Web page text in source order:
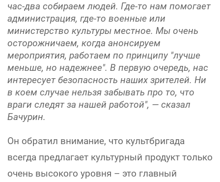
час-два собираем людей. Где-то нам помогает
администрация, где-то военные или
министерство культуры местное. Мы очень
осторожничаем, когда анонсируем
мероприятия, работаем по принципу "лучше
меньше, но надежнее". В первую очередь, нас
интересует безопасность наших зрителей. Ни
в коем случае нельзя забывать про то, что
враги следят за нашей работой", — сказал
Бачурин.
Он обратил внимание, что культбригада
всегда предлагает культурный продукт только
очень высокого уровня – это главный